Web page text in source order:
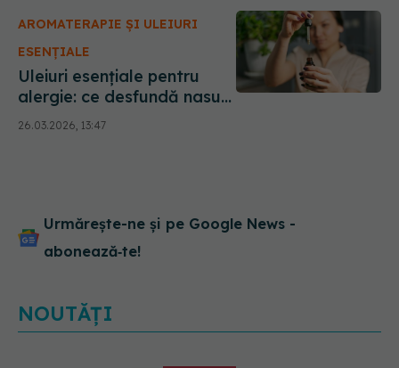
AROMATERAPIE ȘI ULEIURI
ESENȚIALE
Uleiuri esențiale pentru
alergie: ce desfundă nasul
și ce ajută la rinita alergică
26.03.2026, 13:47
Urmărește-ne și pe Google News -
abonează‑te!
NOUTĂȚI